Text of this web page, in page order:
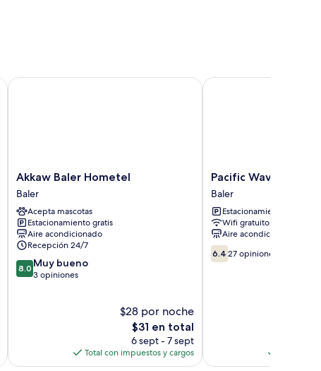
Akkaw
Baler
Hometel
Baler
Akkaw Baler Hometel
Baler
Acepta mascotas
Estacionamiento gratis
Aire acondicionado
Recepción 24/7
8.0
de
8.0 Muy bueno
3 opiniones
$28 por noche
El
precio
actual
es
$31 en total
6 sept - 7 sept
Total con impuestos y cargos
Akkaw Baler Hometel
Pacific
Waves
Inn
Baler
Pacific Waves Inn
Baler
Estacionamiento gratis
Wifi gratuito
Aire acondicionado
6.4
de
6.4 27 opiniones
Pacific Waves Inn